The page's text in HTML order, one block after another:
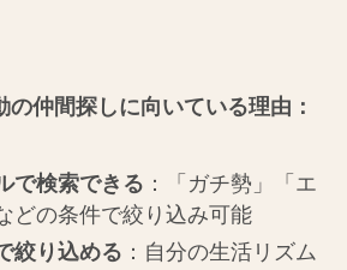
仲間探しに向いている理由：
で検索できる ：「ガチ勢」「エ
どの条件で絞り込み可能
絞り込める ：自分の生活リズム